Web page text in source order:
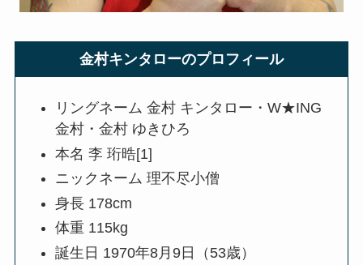
金村キンタローのプロフィール
リングネーム 金村 キンタロー・W★ING
金村・金村 ゆきひろ
本名 李 珩晧[1]
ニックネーム 理不尽小僧
身長 178cm
体重 115kg
誕生日 1970年8月9日（53歳）